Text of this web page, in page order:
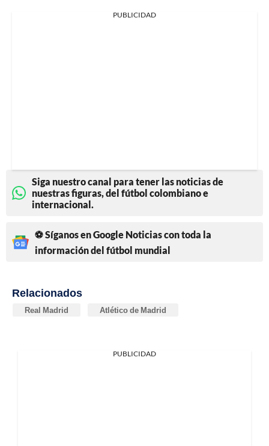
PUBLICIDAD
Siga nuestro canal para tener las noticias de
nuestras figuras, del fútbol colombiano e
internacional.
⚽ Síganos en Google Noticias con toda la
información del fútbol mundial
Relacionados
Real Madrid Atlético de Madrid
PUBLICIDAD